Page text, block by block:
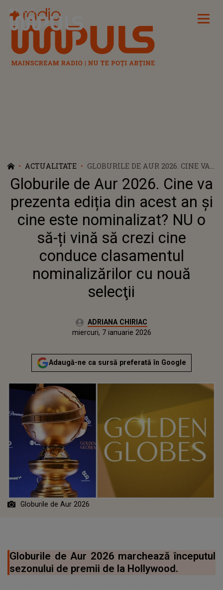
Radio Impuls
ACTUALITATE
GLOBURILE DE AUR 2026. CINE VA
PREZENTA EDIȚIA DIN ACEST AN
ȘI CINE ESTE NOMINALIZAT? NU O
SĂ-ȚI VINĂ SĂ CREZI CINE
CONDUCE CLASAMENTUL
NOMINALIZĂRILOR CU NOUĂ
Globurile de Aur 2026. Cine va
prezenta ediția din acest an și
cine este nominalizat? NU o
să-ți vină să crezi cine
conduce clasamentul
nominalizărilor cu nouă
selecţii
Autor:ADRIANA CHIRIAC
miercuri, 7 ianuarie 2026Actualizat:
miercuri, 7 ianuarie 2026
Adaugă-ne ca sursă preferată în Google
Globurile de Aur 2026
Globurile de Aur 2026 marchează începutul
sezonului de premii de la Hollywood.